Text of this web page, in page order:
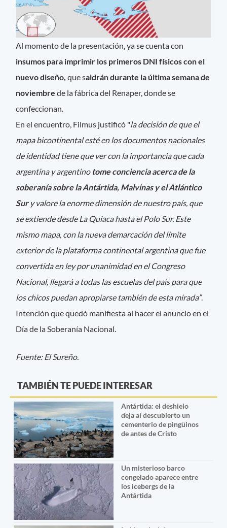
Al momento de la presentación, ya se cuenta con
insumos para imprimir los primeros DNI físicos con el
nuevo diseño, que saldrán durante la última semana de
noviembrede la fábrica del Renaper, donde se
confeccionan.
En el encuentro, Filmus justificó "la decisión de que el
mapa bicontinental esté en los documentos nacionales
de identidad tiene que ver con la importancia que cada
argentina y argentinotome conciencia acerca de la
soberanía sobre la Antártida, Malvinas y el Atlántico
Sur y valore la enorme dimensión de nuestro país, que
se extiende desde La Quiaca hasta el Polo Sur. Este
mismo mapa, con la nueva demarcación del límite
exterior de la plataforma continental argentina que fue
convertida en ley por unanimidad en el Congreso
Nacional, llegará a todas las escuelas del país para que
los chicos puedan apropiarse también de esta mirada”.
Intención que quedó manifiesta al hacer el anuncio en el
Día de la Soberanía Nacional.
Fuente: El Sureño.
TAMBIÉN TE PUEDE INTERESAR
Antártida: el deshielo
deja al descubierto un
cementerio de pingüinos
de antes de Cristo
Un misterioso barco
congelado aparece entre
los icebergs de la
Antártida